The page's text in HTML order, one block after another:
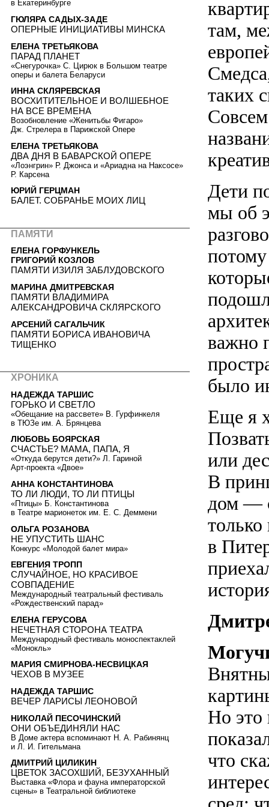
там,
таких
Дети
мы об
важно
было
Еще я
или
В
дом —
в
Но это
что
в Екатеринбурге
ГЮЛЯРА САДЫХ-ЗАДЕ
ОПЕРНЫЕ ИНИЦИАТИВЫ МИНСКА
ЕЛЕНА ТРЕТЬЯКОВА
ПАРАД ПЛАНЕТ
«Снегурочка» С. Цирюк в Большом театре
оперы и балета Беларуси
ИННА СКЛЯРЕВСКАЯ
ВОСХИТИТЕЛЬНОЕ И ВОЛШЕБНОЕ
НА ВСЕ ВРЕМЕНА
Возобновление «Женитьбы Фигаро»
Дж. Стрелера в Парижской Опере
ЕЛЕНА ТРЕТЬЯКОВА
ДВА ДНЯ В БАВАРСКОЙ ОПЕРЕ
«Лоэнгрин» Р. Джонса и «Ариадна на Наксосе»
Р. Карсена
ЮРИЙ ГЕРЦМАН
БАЛЕТ. СОБРАНЬЕ МОИХ ЛИЦ
ПАМЯТИ
ЕЛЕНА ГОРФУНКЕЛЬ
ГРИГОРИЙ КОЗЛОВ
ПАМЯТИ ИЗИЛЯ ЗАБЛУДОВСКОГО
МАРИНА ДМИТРЕВСКАЯ
ПАМЯТИ ВЛАДИМИРА
АЛЕКСАНДРОВИЧА СКЛЯРСКОГО
АРСЕНИЙ САГАЛЬЧИК
ПАМЯТИ БОРИСА ИВАНОВИЧА
ТИЩЕНКО
ХРОНИКА
НАДЕЖДА ТАРШИС
ГОРЬКО И СВЕТЛО
«Обещание на рассвете» В. Гурфинкеля
в ТЮЗе им. А. Брянцева
ЛЮБОВЬ БОЯРСКАЯ
СЧАСТЬЕ? МАМА, ПАПА, Я
«Откуда берутся дети?» Л. Гариной
Арт-проекта «Двое»
АННА КОНСТАНТИНОВА
ТО ЛИ ЛЮДИ, ТО ЛИ ПТИЦЫ
«Птицы» Б. Константинова
в Театре марионеток им. Е. С. Деммени
ОЛЬГА РОЗАНОВА
НЕ УПУСТИТЬ ШАНС
Конкурс «Молодой балет мира»
ЕВГЕНИЯ ТРОПП
СЛУЧАЙНОЕ, НО КРАСИВОЕ
СОВПАДЕНИЕ
Международный театральный фестиваль
«Рождественский парад»
ЕЛЕНА ГЕРУСОВА
НЕЧЕТНАЯ СТОРОНА ТЕАТРА
Международный фестиваль моноспектаклей
«Монокль»
МАРИЯ СМИРНОВА-НЕСВИЦКАЯ
ЧЕХОВ В МУЗЕЕ
НАДЕЖДА ТАРШИС
ВЕЧЕР ЛАРИСЫ ЛЕОНОВОЙ
НИКОЛАЙ ПЕСОЧИНСКИЙ
ОНИ ОБЪЕДИНЯЛИ НАС
В Доме актера вспоминают Н. А. Рабинянц
и Л. И. Гительмана
ДМИТРИЙ ЦИЛИКИН
ЦВЕТОК ЗАСОХШИЙ, БЕЗУХАННЫЙ
Выставка «Флора и фауна императорской
сцены» в Театральной библиотеке